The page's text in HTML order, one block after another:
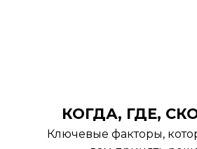
Ключевые факторы,
КОГДА, ГДЕ,